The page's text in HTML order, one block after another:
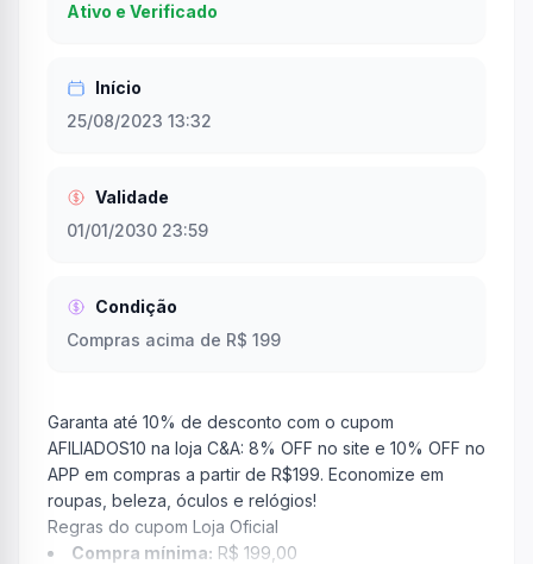
Ativo e Verificado
Início
25/08/2023 13:32
Validade
01/01/2030 23:59
Condição
Compras acima de R$ 199
Garanta até 10% de desconto com o cupom
AFILIADOS10 na loja C&A: 8% OFF no site e 10% OFF no
APP em compras a partir de R$199. Economize em
roupas, beleza, óculos e relógios!
Regras do cupom Loja Oficial
Compra mínima: R$ 199,00